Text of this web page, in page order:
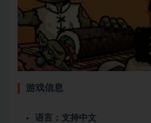
游戏信息
语言：支持中文